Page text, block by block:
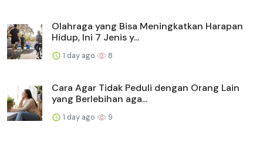
Olahraga yang Bisa Meningkatkan Harapan
Hidup, Ini 7 Jenis y...
1 day ago 8
Cara Agar Tidak Peduli dengan Orang Lain
yang Berlebihan aga...
1 day ago 9